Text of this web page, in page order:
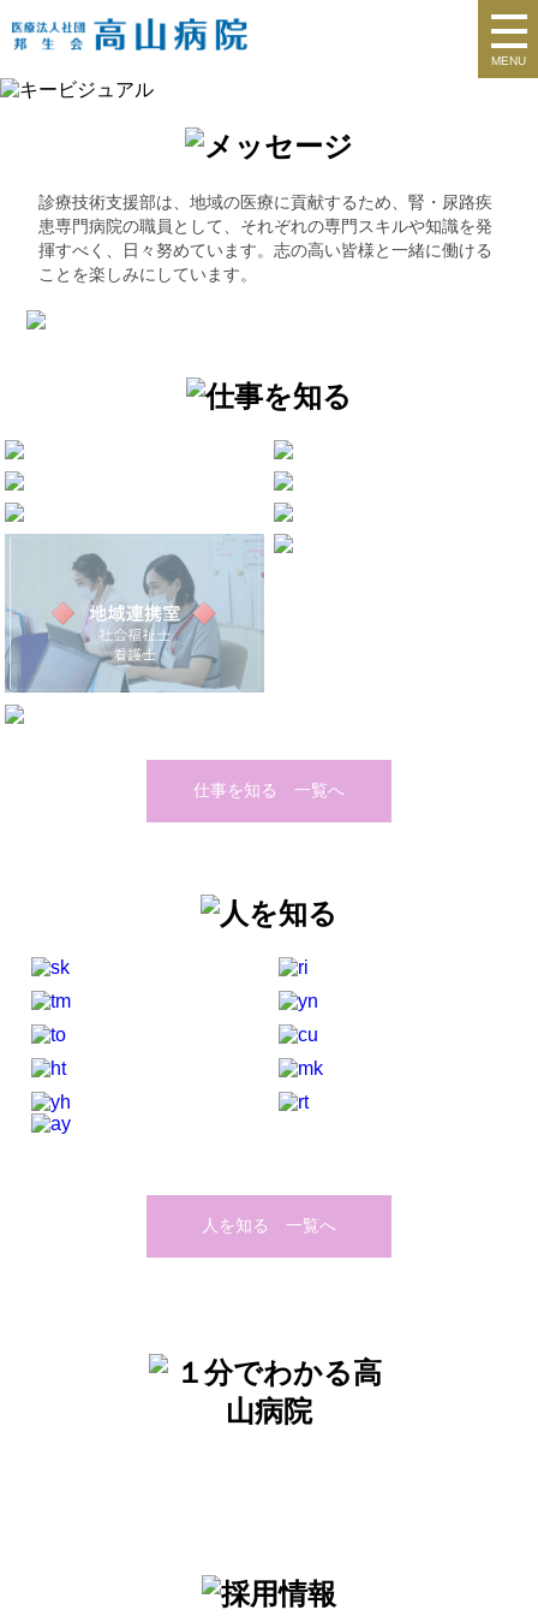
MENU
診療技術支援部は、地域の医療に貢献するため、腎・尿路疾
患専門病院の職員として、それぞれの専門スキルや知識を発
揮すべく、日々努めています。志の高い皆様と一緒に働ける
ことを楽しみにしています。
仕事を知る 一覧へ
人を知る 一覧へ